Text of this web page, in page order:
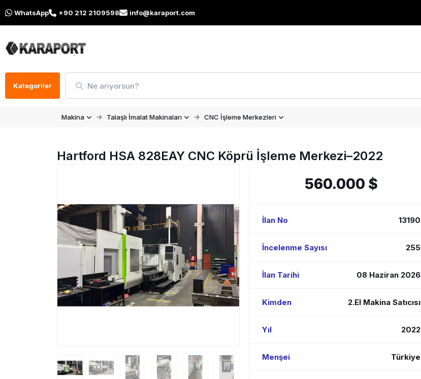
WhatsApp +90 212 2109598 info@karaport.com
Kategoriler Ne arıyorsun?
Makina Talaşlı İmalat Makinaları CNC İşleme Merkezleri
Hartford HSA 828EAY CNC Köprü İşleme Merkezi–2022
560.000 $
İlan No 13190
İncelenme Sayısı 255
İlan Tarihi 08 Haziran 2026
Kimden 2.El Makina Satıcısı
Yıl 2022
Menşei Türkiye